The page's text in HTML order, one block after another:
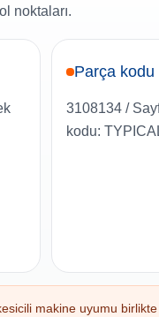
noktaları.
Parça kodu
3108134 /
kodu:
makine uyumu birlikte